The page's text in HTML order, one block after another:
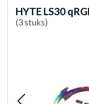
HYTE LS30
(3 stuks)